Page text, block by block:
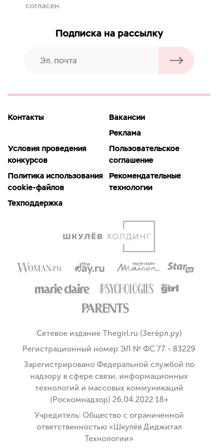
согласен
Подписка на рассылку
Контакты
Вакансии
Реклама
Условия проведения
конкурсов
Пользовательское
соглашение
Политика использования
cookie-файлов
Рекомендательные
технологии
Техподдержка
Сетевое издание Thegirl.ru (Зегёрл.ру)
Регистрационный номер ЭЛ № ФС 77 - 83229
Зарегистрировано Федеральной службой по
надзору в сфере связи, информационных
технологий и массовых коммуникаций
(Роскомнадзор) 26.04.2022 18+
Учредитель: Общество с ограниченной
ответственностью «Шкулёв Диджитал
Технологии»